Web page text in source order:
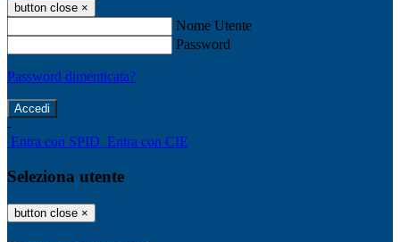
button close ×
Nome Utente
Password
Password dimenticata?
-
Entra con SPID Entra con CIE
Seleziona utente
button close ×